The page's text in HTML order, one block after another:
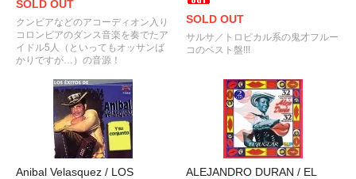
SOLD OUT
クンビアなどのアコーディオン入り
コロンビアのダンス音楽を奏でたア
イドル5人（といってもオッサンば
かりですが…）の音源！
SOLD OUT
サルサ／トロピカル系の鬼才フルー
コのベスト盤!!!
Anibal Velasquez / LOS
ALEJANDRO DURAN / EL